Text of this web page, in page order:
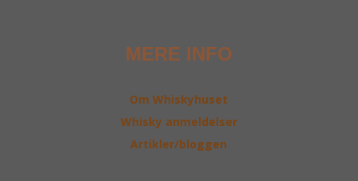
MERE INFO
Om Whiskyhuset
Whisky anmeldelser
Artikler/bloggen